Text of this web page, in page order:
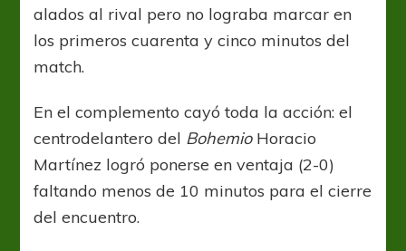
alados al rival pero no lograba marcar en
los primeros cuarenta y cinco minutos del
match.
En el complemento cayó toda la acción: el
centrodelantero del BohemioHoracio
Martínez logró ponerse en ventaja (2-0)
faltando menos de 10 minutos para el cierre
del encuentro.